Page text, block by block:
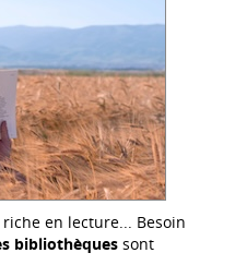
en lecture... Besoin
bibliothèques sont